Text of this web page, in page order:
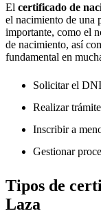
El certificado de
el nacimiento de una
importante, como el
de nacimiento, así
fundamental en
Solicitar el
Realizar
Inscribir a
Gestionar
Tipos de
Laza